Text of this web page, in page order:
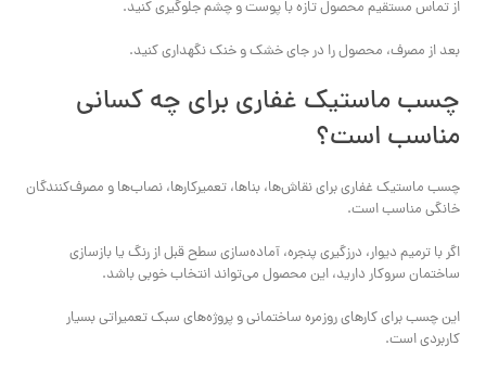
از تماس مستقیم محصول تازه با پوست و چشم جلوگیری کنید.
بعد از مصرف، محصول را در جای خشک و خنک نگهداری کنید.
چسب ماستیک غفاری برای چه کسانی
مناسب است؟
چسب ماستیک غفاری برای نقاش‌ها، بناها، تعمیرکارها، نصاب‌ها و مصرف‌کنندگان
خانگی مناسب است.
اگر با ترمیم دیوار، درزگیری پنجره، آماده‌سازی سطح قبل از رنگ یا بازسازی
ساختمان سروکار دارید، این محصول می‌تواند انتخاب خوبی باشد.
این چسب برای کارهای روزمره ساختمانی و پروژه‌های سبک تعمیراتی بسیار
کاربردی است.